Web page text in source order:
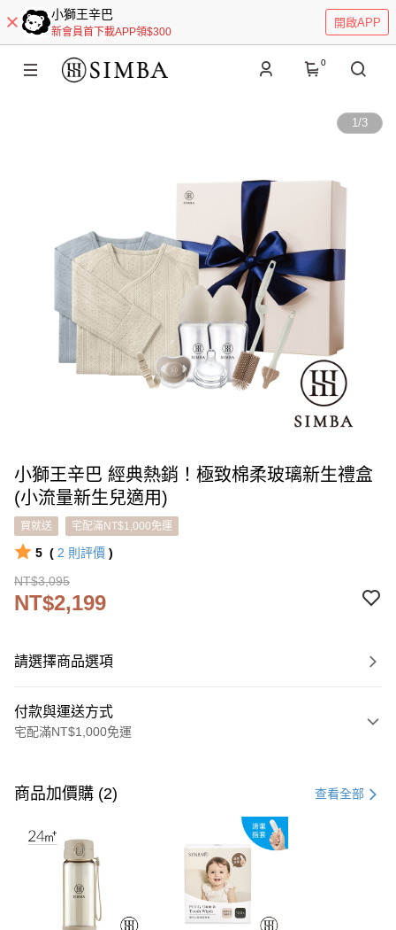
小獅王辛巴
新會員首下載APP領$300
開啟APP
0
1/3
小獅王辛巴 經典熱銷！極致棉柔玻璃新生禮盒
(小流量新生兒適用)
買就送 宅配滿NT$1,000免運
5 ( 2 則評價 )
NT$3,095
NT$2,199
請選擇商品選項
付款與運送方式
宅配滿NT$1,000免運
信用卡一次付款
Apple Pay
商品加價購 (2) 查看全部